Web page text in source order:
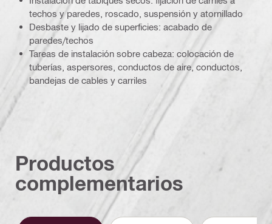
techos y paredes, roscado, suspensión y atornillado
Desbaste y lijado de superficies: acabado de
paredes/techos
Tareas de instalación sobre cabeza: colocación de
tuberías, aspersores, conductos de aire, conductos,
bandejas de cables y carriles
Productos
complementarios